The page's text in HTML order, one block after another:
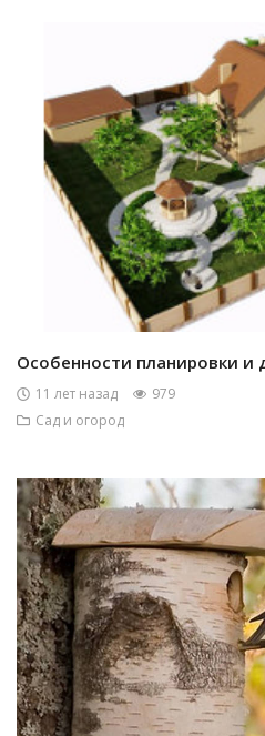
Особенности планировки и
11 лет назад
979
Сад и огород